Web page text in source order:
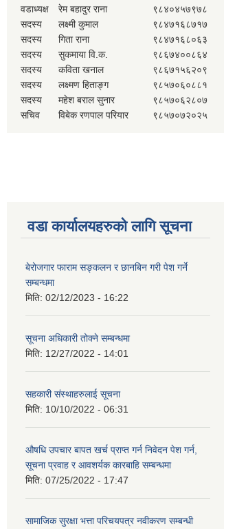
वडाध्यक्ष
रेम बहादुर राना
९८४०४५७९७८
सदस्य
लक्ष्मी कुमाल
९८४७१६८७१७
सदस्य
गिता राना
९८४७१६८०६३
सदस्य
सुकमाया वि.क.
९८६७४००८६४
सदस्य
कविता खनाल
९८६७१५६२०९
सदस्य
लक्ष्मण हिताङ्ग
९८५७०६०८८१
सदस्य
महेश बराल सुनार
९८५७०६२८०७
सचिव
विबेक रणपाल परियार ९८५७०७२०२५
वडा कार्यालयहरुको लागि सूचना
बेरोजगार फाराम सङ्कलन र छानबिन गरी पेश गर्ने
सम्बन्धमा
मिति: 02/12/2023 - 16:22
सूचना अधिकारी तोक्ने सम्बन्धमा
मिति: 12/27/2022 - 14:01
सहकारी संस्थाहरुलाई सूचना
मिति: 10/10/2022 - 06:31
औषधि उपचार बापत खर्च प्राप्त गर्न निवेदन पेश गर्न,
सूचना प्रवाह र आवशर्यक कारबाहि सम्बन्धमा
मिति: 07/25/2022 - 17:47
सामाजिक सुरक्षा भत्ता परिचयपत्र नवीकरण सम्बन्धी